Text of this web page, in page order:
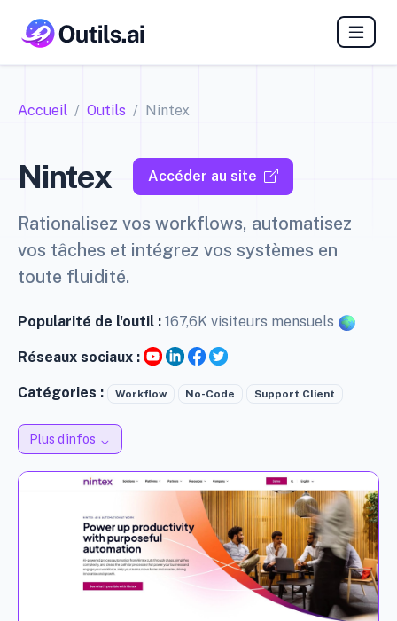
Accueil Outils Nintex
Nintex Accéder au site
Rationalisez vos workflows, automatisez
vos tâches et intégrez vos systèmes en
toute fluidité.
Popularité de l'outil : 167,6K visiteurs mensuels
Réseaux sociaux :
Catégories : Workflow No-Code Support Client
Plus d'infos